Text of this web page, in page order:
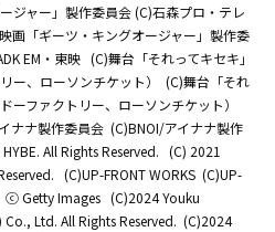
ジャー」製作委員会 (C)石森プロ・テレ
画「ギーツ・キングオージャー」製作委
EM・東映 (C)舞台「それってキセキ」
ー、ローソンチケット）
(C)舞台「それ
ーファクトリー、ローソンチケット）
ナナ製作委員会 (C)BNOI/アイナナ製作
All Rights Reserved. (C) 2021
(C)UP-FRONT WORKS (C)UP-
ⓒ Getty Images (C)2024 Youku
Ltd. All Rights Reserved. (C)2024